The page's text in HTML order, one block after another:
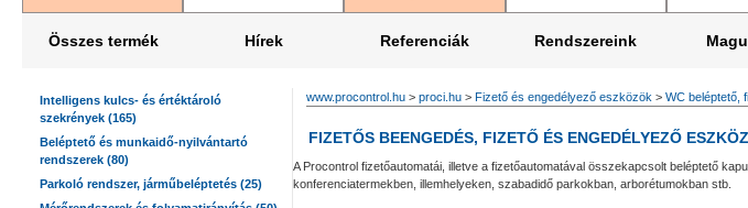
Összes termék Hírek Referenciák Rendszereink
Intelligens kulcs- és értéktároló
szekrények (165)
Beléptető és munkaidő-nyilvántartó
rendszerek (80)
Parkoló rendszer, járműbeléptetés (25)
www.procontrol.hu > proci.hu > Fizető és engedélyező eszközök > WC beléptető,
FIZETŐS BEENGEDÉS, FIZETŐ ÉS ENGEDÉLYEZŐ
A Procontrol fizetőautomatái, illetve a fizetőautomatával összekapcsolt beléptető
konferenciatermekben, illemhelyeken, szabadidő parkokban, arborétumokban stb.